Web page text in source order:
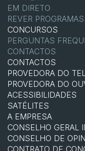
EM DIRETO
REVER PROGRAMAS
CONCURSOS
PERGUNTAS
CONTACTOS
CONTACTOS
PROVEDORA DO
PROVEDORA DO
ACESSIBILIDADES
SATÉLITES
A EMPRESA
CONSELHO GERAL
CONSELHO DE